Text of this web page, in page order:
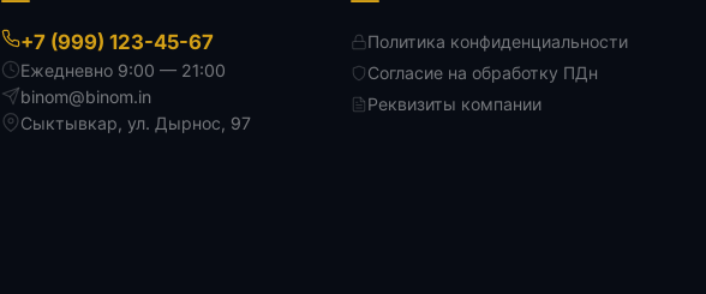
+7 (999) 123-45-67
Ежедневно 9:00 — 21:00
binom@binom.in
Сыктывкар, ул. Дырнос, 97
Политика конфиденциальности
Согласие на обработку ПДн
Реквизиты компании